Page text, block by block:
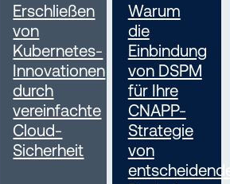
Erschließen
von
Kubernetes-
Innovationen
durch
vereinfachte
Cloud-
Sicherheit
Warum
die
Einbindung
von DSPM
für Ihre
CNAPP-
Strategie
von